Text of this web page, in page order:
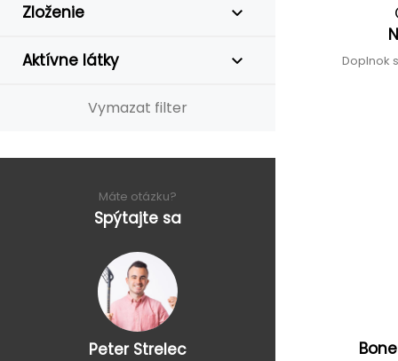
Zloženie
Aktívne látky
Vymazat filter
Máte otázku?
Spýtajte sa
Peter Strelec
Doplnok